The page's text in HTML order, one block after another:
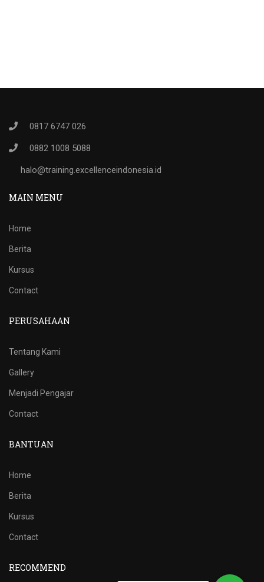
0817 6747 026
0882 1008 5088
halo@training.excellenceindonesia.id
MAIN MENU
Home
Berita
Kursus
Contact
PERUSAHAAN
Tentang Kami
Gallery
Menjadi Pengajar
Contact
BANTUAN
Home
Berita
Kursus
Contact
RECOMMEND